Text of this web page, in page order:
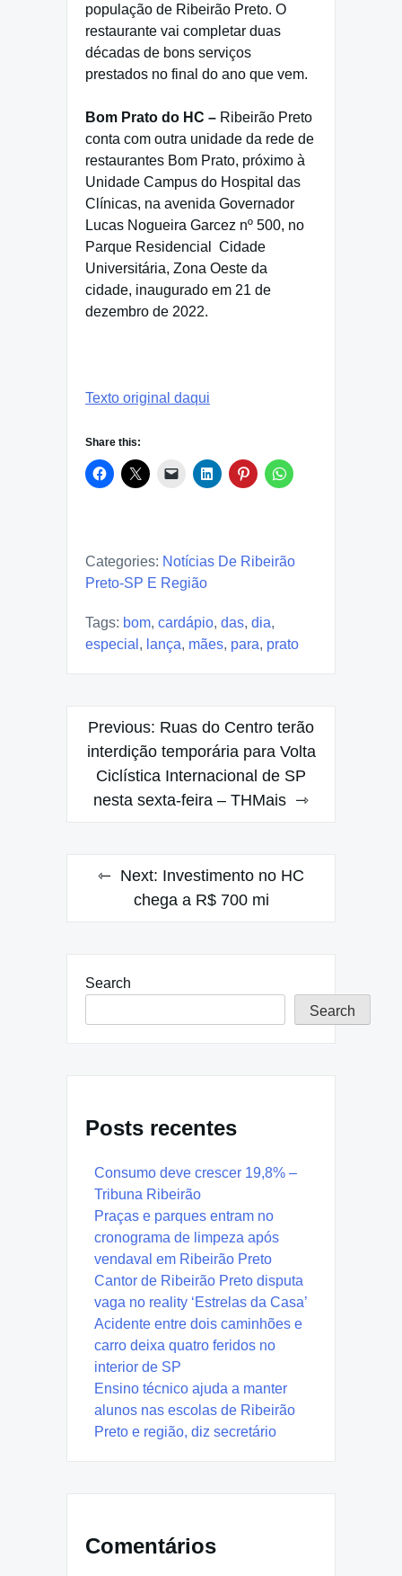
população de Ribeirão Preto. O
restaurante vai completar duas
décadas de bons serviços
prestados no final do ano que vem.
Bom Prato do HC – Ribeirão Preto
conta com outra unidade da rede de
restaurantes Bom Prato, próximo à
Unidade Campus do Hospital das
Clínicas, na avenida Governador
Lucas Nogueira Garcez nº 500, no
Parque Residencial
Cidade
Universitária, Zona Oeste da
cidade, inaugurado em 21 de
dezembro de 2022.
Texto original daqui
Share this:
Categories: Notícias De Ribeirão
Preto-SP E Região
Tags: bom, cardápio, das, dia,
especial , lança, mães, para, prato
Post
navigation
Previous: Ruas do Centro terão
interdição temporária para Volta
Ciclística Internacional de SP
nesta sexta-feira – THMais
Next: Investimento no HC
chega a R$ 700 mi
Search
Search
Posts recentes
Consumo deve crescer 19,8% –
Tribuna Ribeirão
Praças e parques entram no
cronograma de limpeza após
vendaval em Ribeirão Preto
Cantor de Ribeirão Preto disputa
vaga no reality ‘Estrelas da Casa’
Acidente entre dois caminhões e
carro deixa quatro feridos no
interior de SP
Ensino técnico ajuda a manter
alunos nas escolas de Ribeirão
Preto e região, diz secretário
Comentários